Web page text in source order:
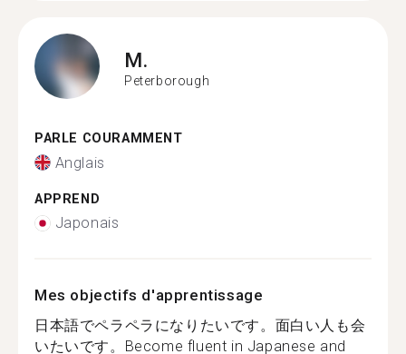
M.
Peterborough
PARLE COURAMMENT
Anglais
APPREND
Japonais
Mes objectifs d'apprentissage
日本語でペラペラになりたいです。面白い人も会
いたいです。Become fluent in Japanese and